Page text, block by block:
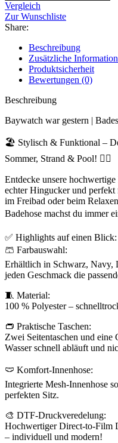
Vergleich
Zur Wunschliste
Share:
Beschreibung
Zusätzliche
Produktsicherheit
Bewertungen (0)
Beschreibung
Baywatch war gestern |
🏖️ Stylisch & Funktional –
Sommer, Strand & Pool! 🏊‍♂️
Entdecke unsere
echter Hingucker und perfekt
im Freibad oder beim
Badehose machst du immer
✅ Highlights auf einen Blick:
🩳 Farbauswahl:
Erhältlich in Schwarz, Navy,
jeden Geschmack die
🧵 Material:
100 % Polyester –
👝 Praktische Taschen:
Zwei Seitentaschen und eine
Wasser schnell abläuft und
🩲 Komfort-Innenhose:
Integrierte Mesh-Innenhose
perfekten Sitz.
🎨 DTF-Druckveredelung:
Hochwertiger Direct-to-Film
– individuell und modern!